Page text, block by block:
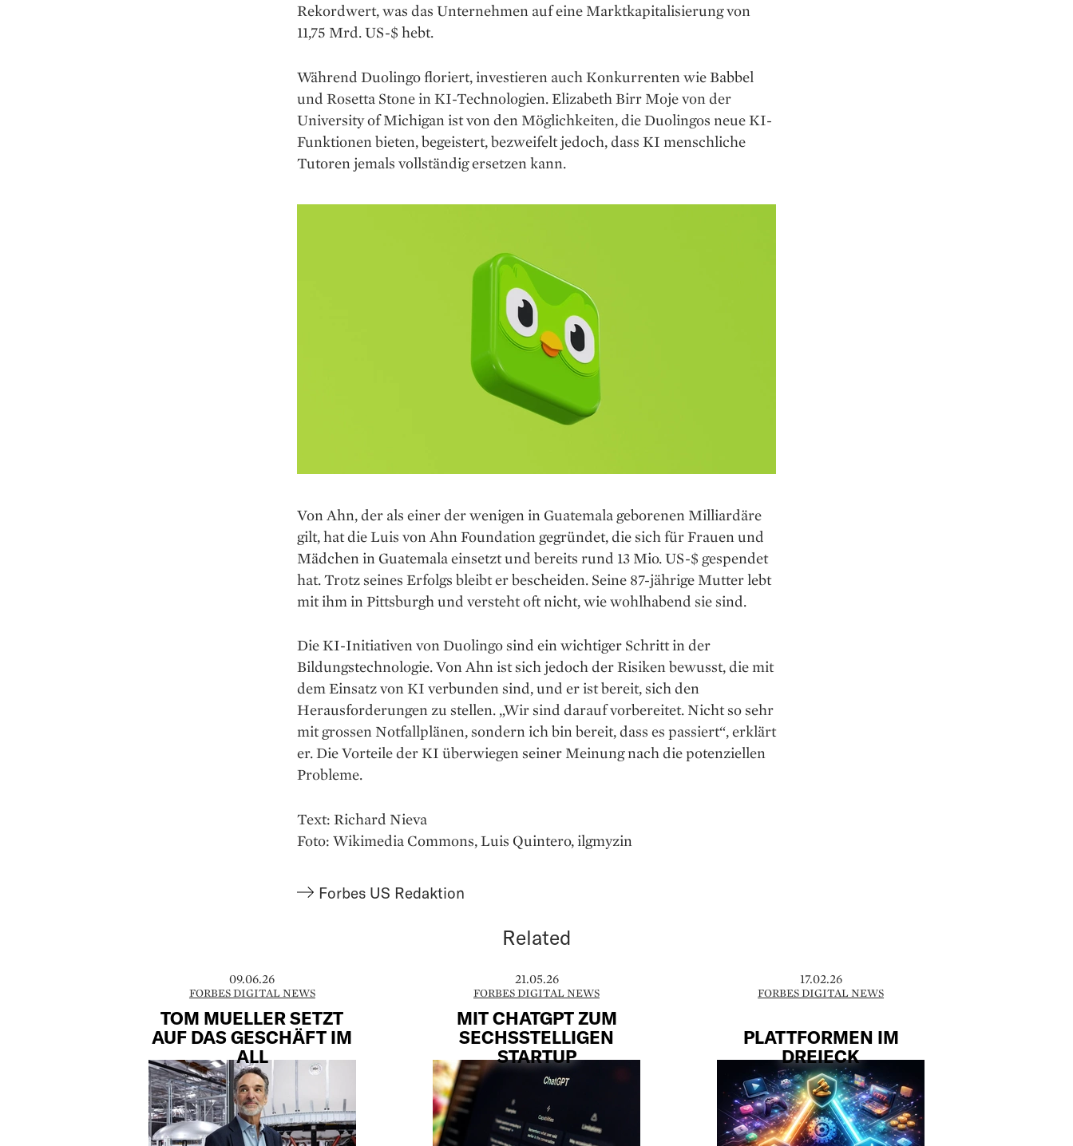
Rekordwert, was das Unternehmen auf eine Marktkapitalisierung von
11,75 Mrd. US-$ hebt.
Während Duolingo floriert, investieren auch Konkurrenten wie Babbel
und Rosetta Stone in KI-Technologien. Elizabeth Birr Moje von der
University of Michigan ist von den Möglichkeiten, die Duolingos neue KI-
Funktionen bieten, begeistert, bezweifelt jedoch, dass KI menschliche
Tutoren jemals vollständig ersetzen kann.
Von Ahn, der als einer der wenigen in Guatemala geborenen Milliardäre
gilt, hat die Luis von Ahn Foundation gegründet, die sich für Frauen und
Mädchen in Guatemala einsetzt und bereits rund 13 Mio. US-$ gespendet
hat. Trotz seines Erfolgs bleibt er bescheiden. Seine 87-jährige Mutter lebt
mit ihm in Pittsburgh und versteht oft nicht, wie wohlhabend sie sind.
Die KI-Initiativen von Duolingo sind ein wichtiger Schritt in der
Bildungstechnologie. Von Ahn ist sich jedoch der Risiken bewusst, die mit
dem Einsatz von KI verbunden sind, und er ist bereit, sich den
Herausforderungen zu stellen. „Wir sind darauf vorbereitet. Nicht so sehr
mit grossen Notfallplänen, sondern ich bin bereit, dass es passiert“, erklärt
er. Die Vorteile der KI überwiegen seiner Meinung nach die potenziellen
Probleme.
Text: Richard Nieva
Foto: Wikimedia Commons, Luis Quintero, ilgmyzin
Forbes US Redaktion
Related
09.06.26
FORBES DIGITAL NEWS
TOM MUELLER SETZT
AUF DAS GESCHÄFT IM
ALL
21.05.26
FORBES DIGITAL NEWS
MIT CHATGPT ZUM
SECHSSTELLIGEN
STARTUP
17.02.26
FORBES DIGITAL NEWS
PLATTFORMEN IM
DREIECK